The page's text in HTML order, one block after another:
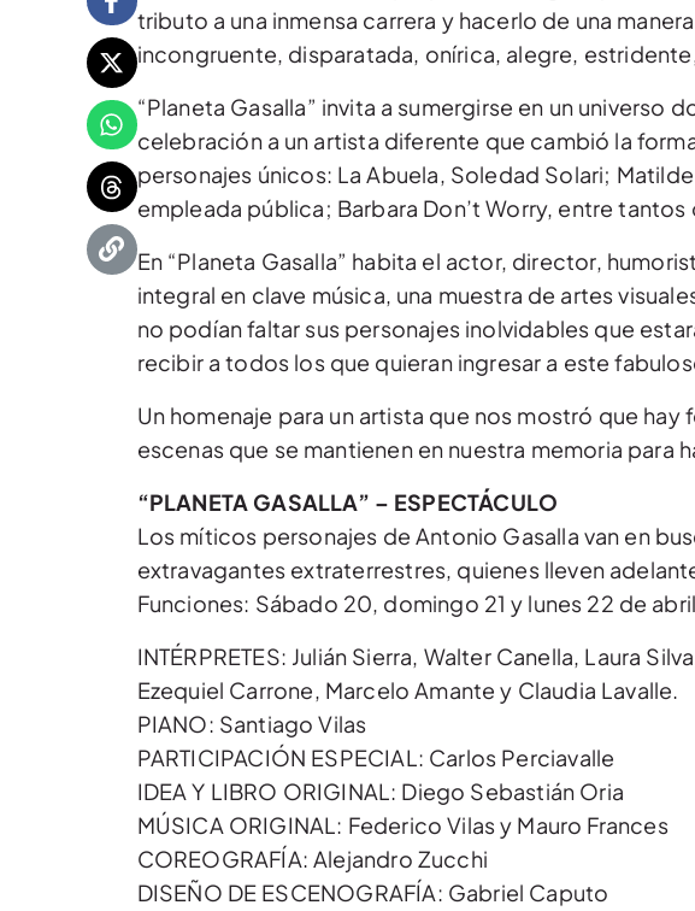
tributo a una inmensa carrera y hacerlo de una
incongruente, disparatada, onírica, alegre,
“Planeta Gasalla” invita a sumergirse en un universo
celebración a un artista diferente que cambió la
personajes únicos: La Abuela, Soledad Solari;
empleada pública; Barbara Don’t Worry, entre tantos
En “Planeta Gasalla” habita el actor, director,
integral en clave música, una muestra de artes
no podían faltar sus personajes inolvidables que
recibir a todos los que quieran ingresar a este
Un homenaje para un artista que nos mostró que
escenas que se mantienen en nuestra memoria para
“PLANETA GASALLA” – ESPECTÁCULO
Los míticos personajes de Antonio Gasalla van en
extravagantes extraterrestres, quienes lleven
Funciones: Sábado 20, domingo 21 y lunes 22 de
INTÉRPRETES: Julián Sierra, Walter Canella, Laura
Ezequiel Carrone, Marcelo Amante y Claudia Lavalle.
PIANO: Santiago Vilas
PARTICIPACIÓN ESPECIAL: Carlos Perciavalle
IDEA Y LIBRO ORIGINAL: Diego Sebastián Oria
MÚSICA ORIGINAL: Federico Vilas y Mauro Frances
COREOGRAFÍA: Alejandro Zucchi
DISEÑO DE ESCENOGRAFÍA: Gabriel Caputo